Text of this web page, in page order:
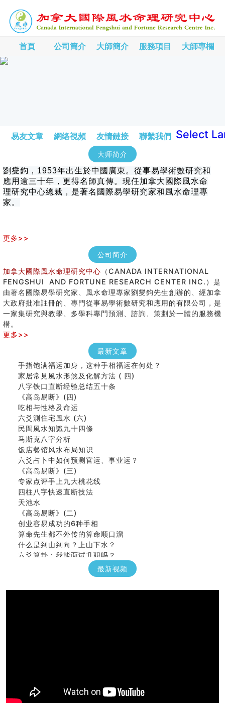
首頁 公司簡介 大師簡介 服務項目 大師專欄
易友文章 網络視頻 友情鏈接 聯繫我們 Select
大师简介
劉燮鈞，1953年出生於中國廣東。從事易學術數研究和
應用逾三十年，更得名師真傳。現任加拿大國際風水命
理研究中心總裁，是著名國際易學研究家和風水命理專
家。
更多>>
公司简介
加拿大國際風水命理研究中心 （CANADA INTERNATIONAL
FENGSHUI AND FORTUNE RESEARCH CENTER INC.）是
由著名國際易學研究家、風水命理專家劉燮鈞先生創辦的、經加拿
大政府批准註冊的、專門從事易學術數研究和應用的有限公司，是
一家集研究與教學、多學科專門預測、諮詢、策劃於一體的服務機
構。
更多>>
最新文章
女性起名的用字講究
香港巨富霍英東命造 (名人八字淺析十）
七夕节 我国唯一一个以女性为主角传统节日
商舖大門的風水原則 (下)
手指饱满福运加身，这种手相福运在何处？
家居常見風水形煞及化解方法 ( 四)
八字铁口直断经验总结五十条
《高岛易断》(四)
吃相与性格及命运
六爻測住宅風水 (六)
民間風水知識九十四條
马斯克八字分析
饭店餐馆风水布局知识
六爻占卜中如何预测官运、事业运？
《高岛易断》(三)
专家点评手上九大桃花线
四柱八字快速直断技法
天池水
《高岛易断》(二)
创业容易成功的6种手相
算命先生都不外传的算命顺口溜
什么是到山到向？上山下水？
六爻算卦：我能面试升职吗？
朱德總司命造 (名⼈⼋字淺析九）
如何给企业起名才能提高影响力
口相與命運
六爻測住宅風水 (五)
最新视频